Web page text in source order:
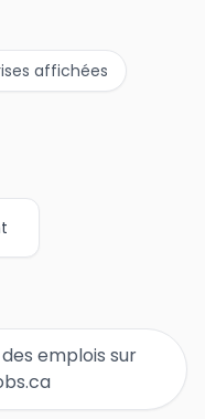
affichées
emplois sur